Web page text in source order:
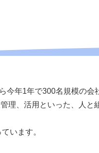
今年1年で300名規模の会
理、活用といった、人と
います。